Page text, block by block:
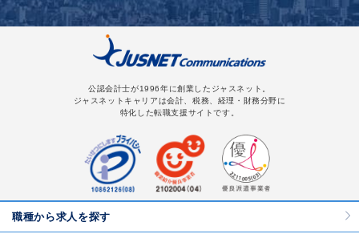
公認会計士が1996年に創業したジャスネット。
ジャスネットキャリアは会計、税務、経理・財務分野に
特化した転職支援サイトです。
職種から求人を探す